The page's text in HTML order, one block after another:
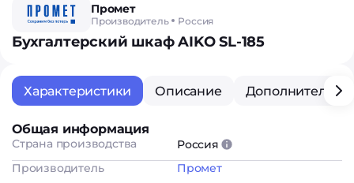
Промет
Производитель Россия
Бухгалтерский шкаф AIKO SL-185
Характеристики Описание
Общая информация
Страна производства
Россия
Производитель
Промет